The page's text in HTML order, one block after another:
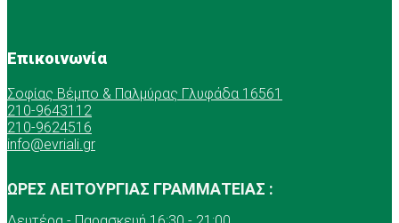
Επικοινωνία
Σοφίας Βέμπο & Παλμύρας Γλυφάδα 16561
210-9643112
210-9624516
info@evriali.gr
ΩΡΕΣ ΛΕΙΤΟΥΡΓΙΑΣ ΓΡΑΜΜΑΤΕΙΑΣ :